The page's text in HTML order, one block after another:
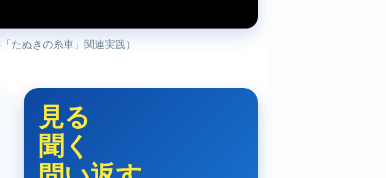
たぬきの糸車」関連実践）
見る
聞く